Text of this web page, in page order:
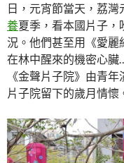
日，元宵節當天，荔灣
養夏季，看本國片子
況。他們甚至用《愛
在林中醒來的機密心臟
《金聲片子院》由青
片子院留下的歲月情懷